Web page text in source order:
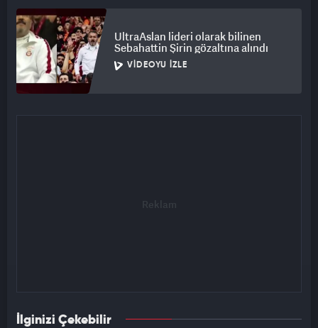
UltraAslan lideri olarak bilinen
Sebahattin Şirin gözaltına alındı
VIDEOYU İZLE
İlginizi Çekebilir